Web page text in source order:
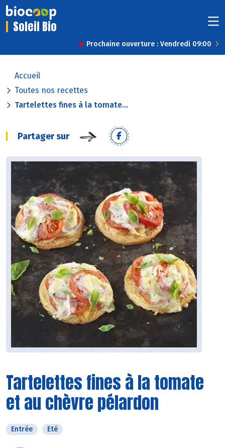
Soleil Bio
Prochaine ouverture : Vendredi 09:00
Accueil
Toutes nos recettes
Tartelettes fines à la tomate...
Partager sur
Tartelettes fines à la tomate
et au chèvre pélardon
Entrée Eté